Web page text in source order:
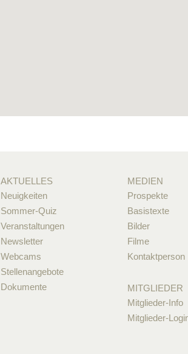
AKTUELLES
Neuigkeiten
Sommer-Quiz
Veranstaltungen
Newsletter
Webcams
Stellenangebote
Dokumente
MEDIEN
Prospekte
Basistexte
Bilder
Filme
Kontaktperson
MITGLIEDER
Mitglieder-Info
Mitglieder-